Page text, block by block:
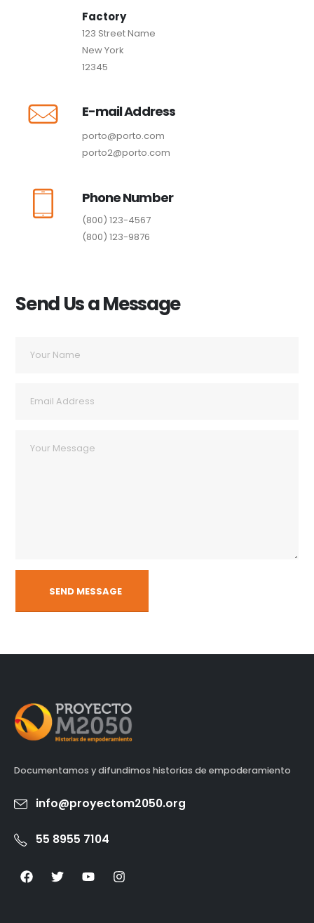
Factory
123 Street Name
New York
12345
E-mail Address
porto@porto.com
porto2@porto.com
Phone Number
(800) 123-4567
(800) 123-9876
Send Us a Message
SEND MESSAGE
Documentamos y difundimos historias de empoderamiento
info@proyectom2050.org
55 8955 7104